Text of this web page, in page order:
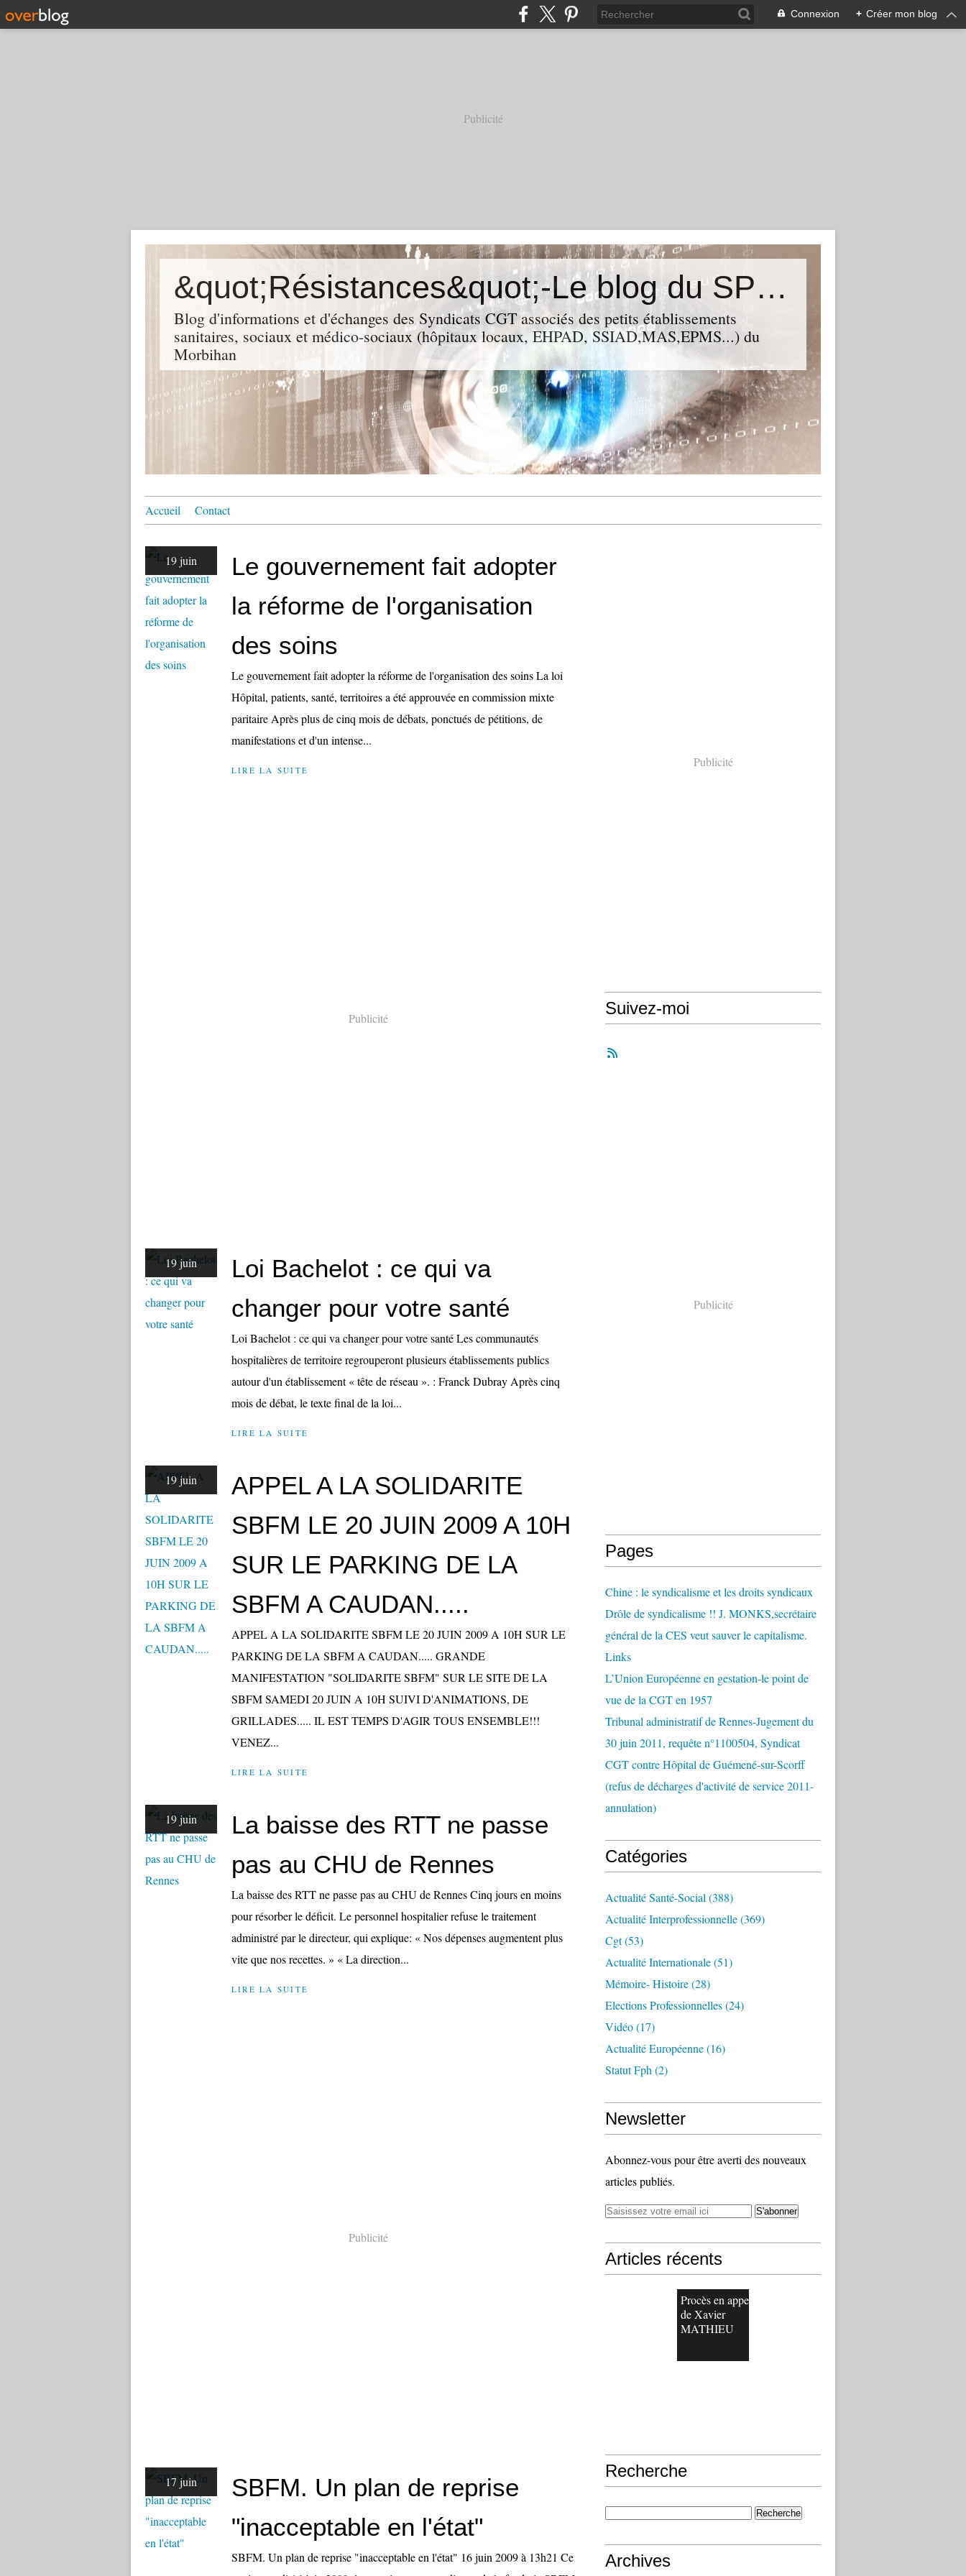
Connexion + Créer mon blog
Publicité
&quot;Résistances&quot;-Le blog du SPHAB/CGT (56-Guémené-sur-Scorff) et des Syndicats CGT associés des petits établissements sanitaires, sociaux et médico-sociaux du Morbihan qui résistent à la casse
Blog d'informations et d'échanges des Syndicats CGT associés des petits établissements
sanitaires, sociaux et médico-sociaux (hôpitaux locaux, EHPAD, SSIAD,MAS,EPMS...) du
Morbihan
Accueil Contact
19 juin
Le gouvernement fait adopter
la réforme de l'organisation
des soins
Le gouvernement fait adopter la réforme de l'organisation des soins La loi
Hôpital, patients, santé, territoires a été approuvée en commission mixte
paritaire Après plus de cinq mois de débats, ponctués de pétitions, de
manifestations et d'un intense...
LIRE LA SUITE
Publicité
19 juin
Loi Bachelot : ce qui va
changer pour votre santé
Loi Bachelot : ce qui va changer pour votre santé Les communautés
hospitalières de territoire regrouperont plusieurs établissements publics
autour d'un établissement « tête de réseau ». : Franck Dubray Après cinq
mois de débat, le texte final de la loi...
LIRE LA SUITE
19 juin
APPEL A LA SOLIDARITE
SBFM LE 20 JUIN 2009 A 10H
SUR LE PARKING DE LA
SBFM A CAUDAN.....
APPEL A LA SOLIDARITE SBFM LE 20 JUIN 2009 A 10H SUR LE
PARKING DE LA SBFM A CAUDAN..... GRANDE
MANIFESTATION "SOLIDARITE SBFM" SUR LE SITE DE LA
SBFM SAMEDI 20 JUIN A 10H SUIVI D'ANIMATIONS, DE
GRILLADES..... IL EST TEMPS D'AGIR TOUS ENSEMBLE!!!
VENEZ...
LIRE LA SUITE
19 juin
La baisse des RTT ne passe
pas au CHU de Rennes
La baisse des RTT ne passe pas au CHU de Rennes Cinq jours en moins
pour résorber le déficit. Le personnel hospitalier refuse le traitement
administré par le directeur, qui explique: « Nos dépenses augmentent plus
vite que nos recettes. » « La direction...
LIRE LA SUITE
Publicité
17 juin
SBFM. Un plan de reprise
"inacceptable en l'état"
SBFM. Un plan de reprise "inacceptable en l'état" 16 juin 2009 à 13h21 Ce
Publicité
Suivez-moi
Publicité
Pages
Chine : le syndicalisme et les droits syndicaux
Drôle de syndicalisme !! J. MONKS,secrétaire
général de la CES veut sauver le capitalisme.
Links
L’Union Européenne en gestation-le point de
vue de la CGT en 1957
Tribunal administratif de Rennes-Jugement du
30 juin 2011, requête n°1100504, Syndicat
CGT contre Hôpital de Guémené-sur-Scorff
(refus de décharges d'activité de service 2011-
annulation)
Catégories
Actualité Santé-Social (388)
Actualité Interprofessionnelle(369)
Cgt(53)
Actualité Internationale(51)
Mémoire- Histoire(28)
Elections Professionnelles(24)
Vidéo(17)
Actualité Européenne(16)
Statut Fph (2)
Newsletter
Abonnez-vous pour être averti des nouveaux
articles publiés.
Articles récents
Procès en appel
de Xavier
MATHIEU
Recherche
Archives